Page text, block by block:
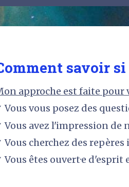
savoir
approche est faite pour
Vous vous posez des
Vous avez l'impression de
Vous cherchez des
Vous êtes ouvert·e d'esprit